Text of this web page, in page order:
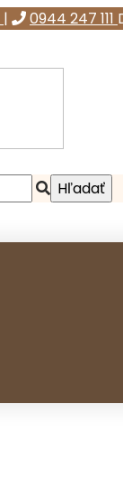
| 0944 247 111